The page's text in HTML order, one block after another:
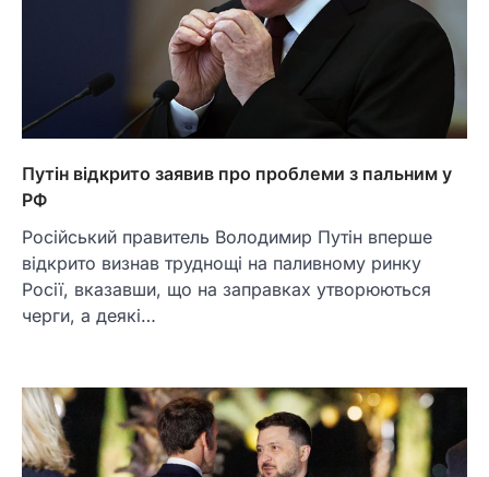
Путін відкрито заявив про проблеми з пальним у
РФ
Російський правитель Володимир Путін вперше
відкрито визнав труднощі на паливному ринку
Росії, вказавши, що на заправках утворюються
черги, а деякі…